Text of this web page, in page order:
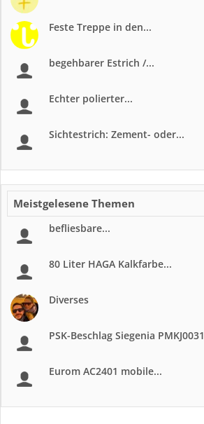
Feste Treppe in den...
begehbarer Estrich /...
Echter polierter...
Sichtestrich: Zement- oder...
Meistgelesene Themen
befliesbare...
80 Liter HAGA Kalkfarbe...
Diverses
PSK-Beschlag Siegenia PMKJ0031
Eurom AC2401 mobile...